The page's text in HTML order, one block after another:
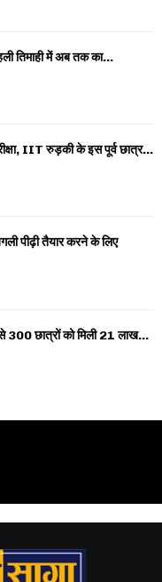
तिमाही में अब तक का...
IIT रुड़की के इस पूर्व छात्र...
पीढ़ी तैयार करने के लिए
छात्रों को मिली 21 लाख...